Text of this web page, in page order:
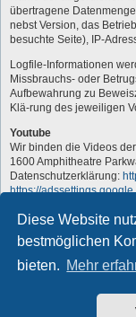
Diese Website
bestmöglichen
bieten. Mehr
übertragene
nebst Version, das
besuchte Seite), IP-
Logfile-Informationen
Missbrauchs- oder
Aufbewahrung zu
Klä-rung des jeweiligen
Youtube
Wir binden die Videos
1600 Amphitheatre
Datenschutzerklärung:
https://
„Vom Administrator
Quelle: Erstellt mit
Foren-Übersicht
Powered